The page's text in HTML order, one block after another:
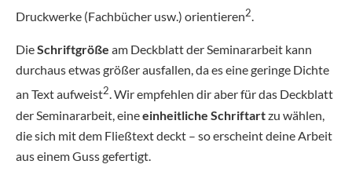
Druckwerke (Fachbücher usw.) orientieren2.
DieSchriftgröße am Deckblatt der Seminararbeit kann
durchaus etwas größer ausfallen, da es eine geringe Dichte
an Text aufweist2. Wir empfehlen dir aber für das Deckblatt
der Seminararbeit, eineeinheitliche Schriftartzu wählen,
die sich mit dem Fließtext deckt – so erscheint deine Arbeit
aus einem Guss gefertigt.